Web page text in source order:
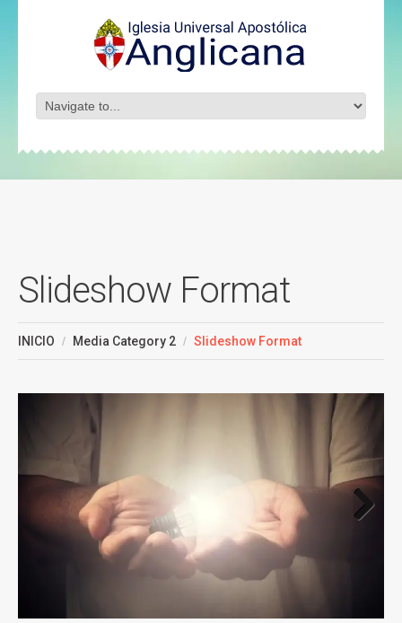
Slideshow Format
INICIO Media Category 2 Slideshow Format